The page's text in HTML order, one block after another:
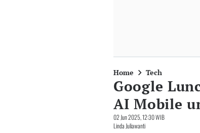
Home Tech
Google
AI Mobile
02 Jun 2025, 12:30 WIB
Linda Juliawanti